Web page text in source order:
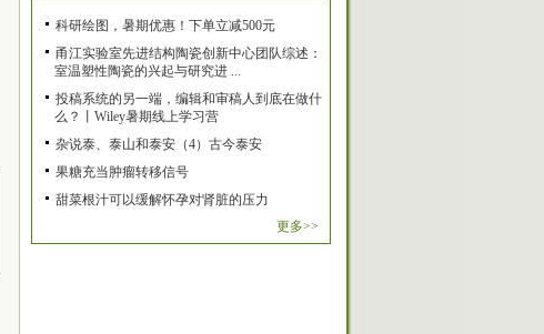
科研绘图，暑期优惠！下单立减500元
甬江实验室先进结构陶瓷创新中心团队综述：
室温塑性陶瓷的兴起与研究进 ...
投稿系统的另一端，编辑和审稿人到底在做什
么？丨Wiley暑期线上学习营
杂说泰、泰山和泰安（4）古今泰安
果糖充当肿瘤转移信号
甜菜根汁可以缓解怀孕对肾脏的压力
更多>>